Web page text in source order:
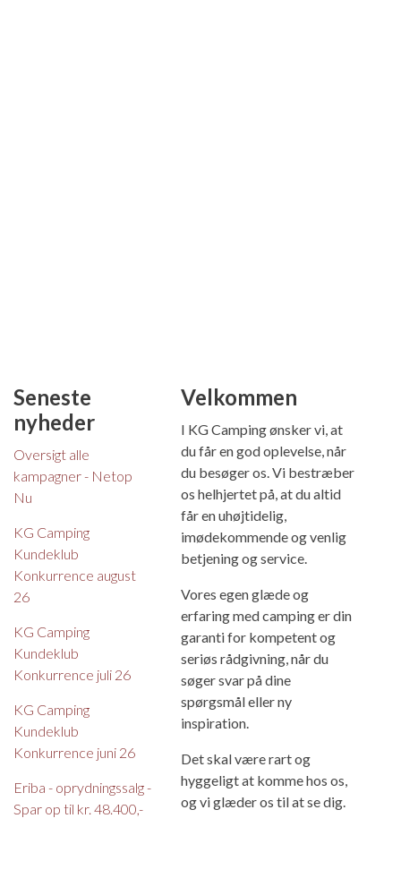
Seneste
nyheder
Oversigt alle
kampagner - Netop
Nu
KG Camping
Kundeklub
Konkurrence august
26
KG Camping
Kundeklub
Konkurrence juli 26
KG Camping
Kundeklub
Konkurrence juni 26
Eriba - oprydningssalg -
Spar op til kr. 48.400,-
Velkommen
I KG Camping ønsker vi, at
du får en god oplevelse, når
du besøger os. Vi bestræber
os helhjertet på, at du altid
får en uhøjtidelig,
imødekommende og venlig
betjening og service.
Vores egen glæde og
erfaring med camping er din
garanti for kompetent og
seriøs rådgivning, når du
søger svar på dine
spørgsmål eller ny
inspiration.
Det skal være rart og
hyggeligt at komme hos os,
og vi glæder os til at se dig.